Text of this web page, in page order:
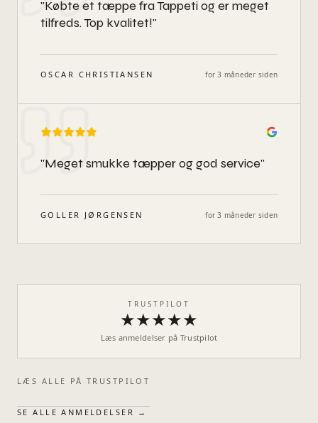
"Købte et tæppe fra Tappeti og er meget
tilfreds. Top kvalitet!"
OSCAR CHRISTIANSEN for 3 måneder siden
"Meget smukke tæpper og god service"
GOLLER JØRGENSEN for 3 måneder siden
TRUSTPILOT
★★★★★
Læs anmeldelser på Trustpilot
LÆS ALLE PÅ TRUSTPILOT
SE ALLE ANMELDELSER →